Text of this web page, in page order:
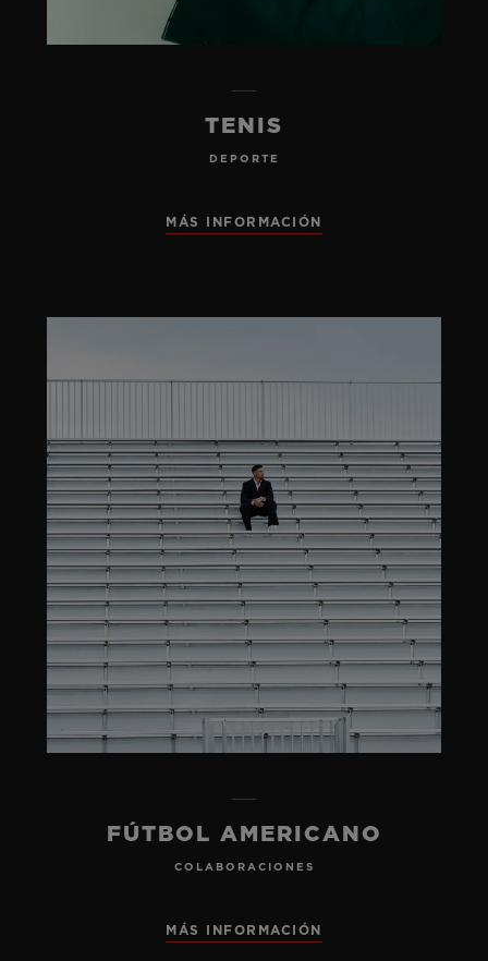
TENIS
DEPORTE
MÁS INFORMACIÓN
FÚTBOL AMERICANO
COLABORACIONES
MÁS INFORMACIÓN